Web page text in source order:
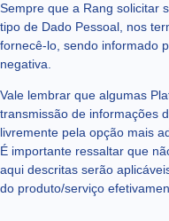
Sempre que a Rang solicitar
tipo de Dado Pessoal, nos
fornecê-lo, sendo informado
negativa.
Vale lembrar que algumas
transmissão de informações
livremente pela opção mais
É importante ressaltar que
aqui descritas serão
do produto/serviço